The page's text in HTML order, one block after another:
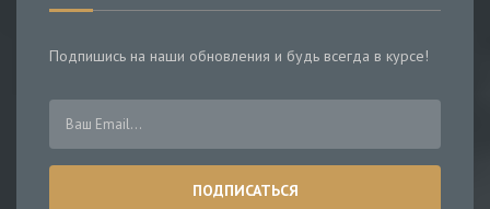
Подпишись на наши обновления и будь всегда в курсе!